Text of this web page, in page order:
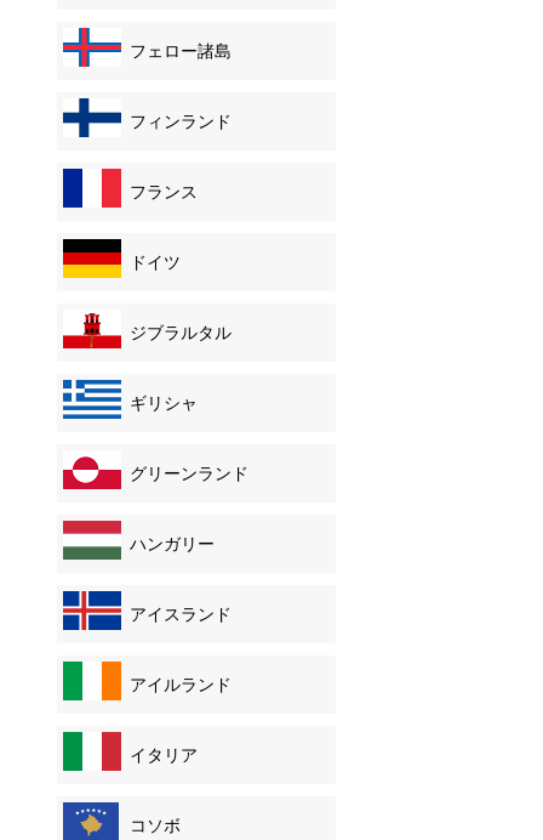
フェロー諸島
フィンランド
フランス
ドイツ
ジブラルタル
ギリシャ
グリーンランド
ハンガリー
アイスランド
アイルランド
イタリア
コソボ